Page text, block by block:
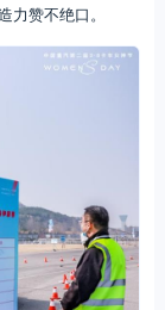
赞不绝口。